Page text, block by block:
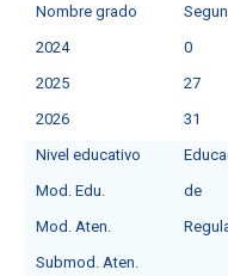
Nombre grado
2024
0
2025
27
2026
31
Nivel educativo
Mod. Edu.
de
Mod. Aten.
Submod. Aten.